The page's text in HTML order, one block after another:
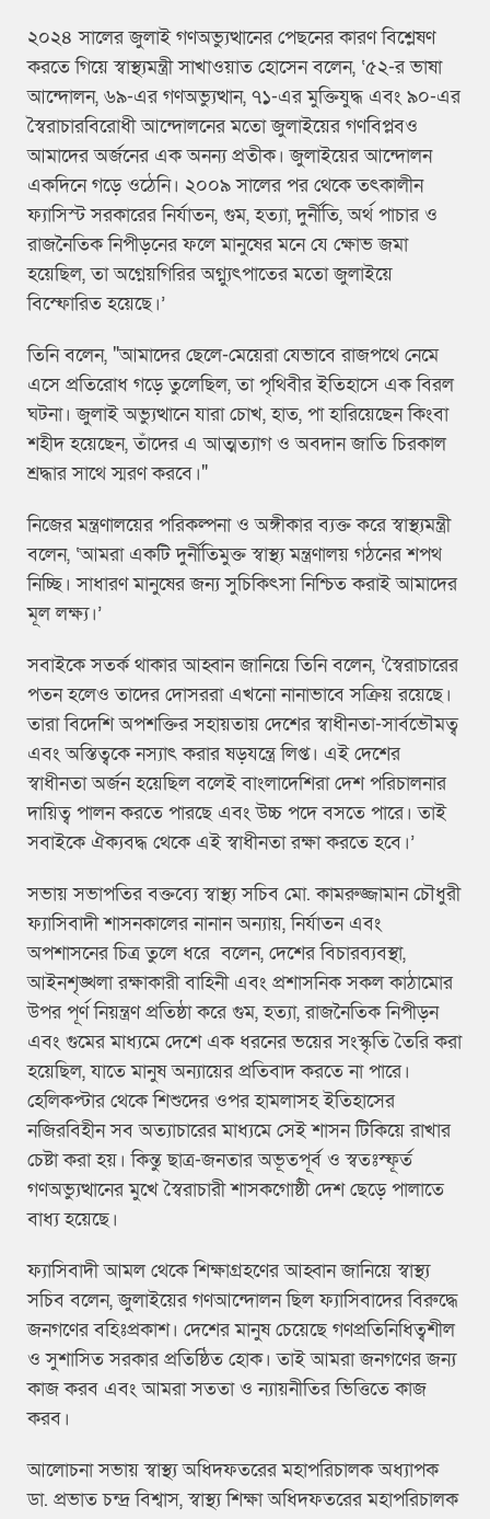
২০২৪ সালের জুলাই গণঅভ্যুত্থানের পেছনের কারণ বিশ্লেষণ
করতে গিয়ে স্বাস্থ্যমন্ত্রী সাখাওয়াত হোসেন বলেন, ‘৫২-র ভাষা
আন্দোলন, ৬৯-এর গণঅভ্যুত্থান, ৭১-এর মুক্তিযুদ্ধ এবং ৯০-এর
স্বৈরাচারবিরোধী আন্দোলনের মতো জুলাইয়ের গণবিপ্লবও
আমাদের অর্জনের এক অনন্য প্রতীক। জুলাইয়ের আন্দোলন
একদিনে গড়ে ওঠেনি। ২০০৯ সালের পর থেকে তৎকালীন
ফ্যাসিস্ট সরকারের নির্যাতন, গুম, হত্যা, দুর্নীতি, অর্থ পাচার ও
রাজনৈতিক নিপীড়নের ফলে মানুষের মনে যে ক্ষোভ জমা
হয়েছিল, তা অগ্নেয়গিরির অগ্ন্যুৎপাতের মতো জুলাইয়ে
বিস্ফোরিত হয়েছে।’
তিনি বলেন, "আমাদের ছেলে-মেয়েরা যেভাবে রাজপথে নেমে
এসে প্রতিরোধ গড়ে তুলেছিল, তা পৃথিবীর ইতিহাসে এক বিরল
ঘটনা। জুলাই অভ্যুত্থানে যারা চোখ, হাত, পা হারিয়েছেন কিংবা
শহীদ হয়েছেন, তাঁদের এ আত্মত্যাগ ও অবদান জাতি চিরকাল
শ্রদ্ধার সাথে স্মরণ করবে।"
নিজের মন্ত্রণালয়ের পরিকল্পনা ও অঙ্গীকার ব্যক্ত করে স্বাস্থ্যমন্ত্রী
বলেন, ‘আমরা একটি দুর্নীতিমুক্ত স্বাস্থ্য মন্ত্রণালয় গঠনের শপথ
নিচ্ছি। সাধারণ মানুষের জন্য সুচিকিৎসা নিশ্চিত করাই আমাদের
মূল লক্ষ্য।’
সবাইকে সতর্ক থাকার আহ্বান জানিয়ে তিনি বলেন, ‘স্বৈরাচারের
পতন হলেও তাদের দোসররা এখনো নানাভাবে সক্রিয় রয়েছে।
তারা বিদেশি অপশক্তির সহায়তায় দেশের স্বাধীনতা-সার্বভৌমত্ব
এবং অস্তিত্বকে নস্যাৎ করার ষড়যন্ত্রে লিপ্ত। এই দেশের
স্বাধীনতা অর্জন হয়েছিল বলেই বাংলাদেশিরা দেশ পরিচালনার
দায়িত্ব পালন করতে পারছে এবং উচ্চ পদে বসতে পারে। তাই
সবাইকে ঐক্যবদ্ধ থেকে এই স্বাধীনতা রক্ষা করতে হবে।’
সভায় সভাপতির বক্তব্যে স্বাস্থ্য সচিব মো. কামরুজ্জামান চৌধুরী
ফ্যাসিবাদী শাসনকালের নানান অন্যায়, নির্যাতন এবং
অপশাসনের চিত্র তুলে ধরে বলেন, দেশের বিচারব্যবস্থা,
আইনশৃঙ্খলা রক্ষাকারী বাহিনী এবং প্রশাসনিক সকল কাঠামোর
উপর পূর্ণ নিয়ন্ত্রণ প্রতিষ্ঠা করে গুম, হত্যা, রাজনৈতিক নিপীড়ন
এবং গুমের মাধ্যমে দেশে এক ধরনের ভয়ের সংস্কৃতি তৈরি করা
হয়েছিল, যাতে মানুষ অন্যায়ের প্রতিবাদ করতে না পারে।
হেলিকপ্টার থেকে শিশুদের ওপর হামলাসহ ইতিহাসের
নজিরবিহীন সব অত্যাচারের মাধ্যমে সেই শাসন টিকিয়ে রাখার
চেষ্টা করা হয়। কিন্তু ছাত্র-জনতার অভূতপূর্ব ও স্বতঃস্ফূর্ত
গণঅভ্যুত্থানের মুখে স্বৈরাচারী শাসকগোষ্ঠী দেশ ছেড়ে পালাতে
বাধ্য হয়েছে।
ফ্যাসিবাদী আমল থেকে শিক্ষাগ্রহণের আহ্বান জানিয়ে স্বাস্থ্য
সচিব বলেন, জুলাইয়ের গণআন্দোলন ছিল ফ্যাসিবাদের বিরুদ্ধে
জনগণের বহিঃপ্রকাশ। দেশের মানুষ চেয়েছে গণপ্রতিনিধিত্বশীল
ও সুশাসিত সরকার প্রতিষ্ঠিত হোক। তাই আমরা জনগণের জন্য
কাজ করব এবং আমরা সততা ও ন্যায়নীতির ভিত্তিতে কাজ
করব।
আলোচনা সভায় স্বাস্থ্য অধিদফতরের মহাপরিচালক অধ্যাপক
ডা. প্রভাত চন্দ্র বিশ্বাস, স্বাস্থ্য শিক্ষা অধিদফতরের মহাপরিচালক